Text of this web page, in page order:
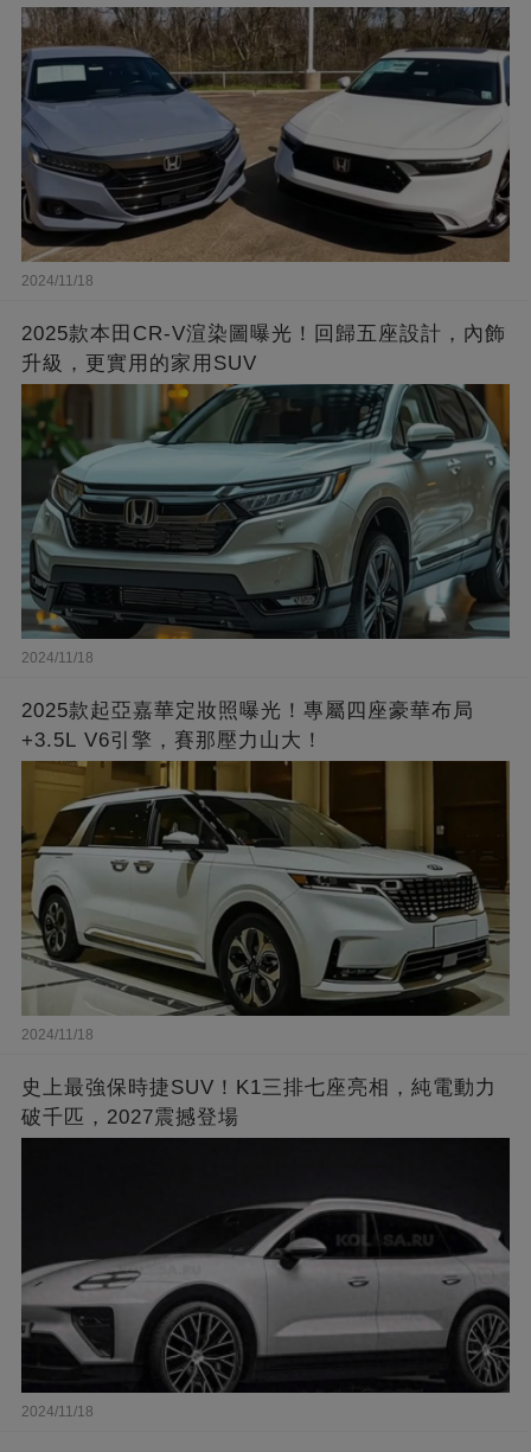
2024/11/18
2025款本田CR-V渲染圖曝光！回歸五座設計，內飾
升級，更實用的家用SUV
2024/11/18
2025款起亞嘉華定妝照曝光！專屬四座豪華布局
+3.5L V6引擎，賽那壓力山大！
2024/11/18
史上最強保時捷SUV！K1三排七座亮相，純電動力
破千匹，2027震撼登場
2024/11/18